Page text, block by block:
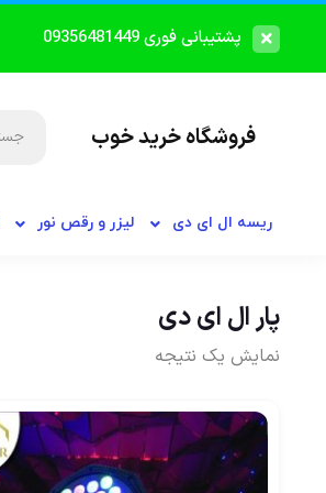
پشتیبانی فوری 09356481449
فروشگاه خرید خوب
ریسه ال ای دی لیزر و رقص نور
پار ال ای دی
نمایش یک نتیجه